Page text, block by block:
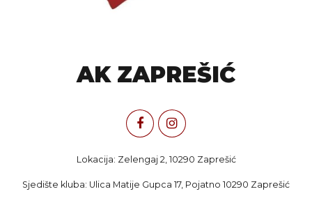
AK ZAPREŠIĆ
Lokacija: Zelengaj 2, 10290 Zaprešić
Sjedište kluba: Ulica Matije Gupca 17, Pojatno 10290 Zaprešić